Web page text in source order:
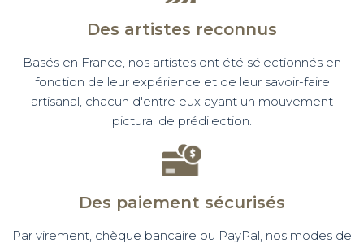
Des artistes reconnus
Basés en France, nos artistes ont été sélectionnés en
fonction de leur expérience et de leur savoir-faire
artisanal, chacun d'entre eux ayant un mouvement
pictural de prédilection.
Des paiement sécurisés
Par virement, chèque bancaire ou PayPal, nos modes de